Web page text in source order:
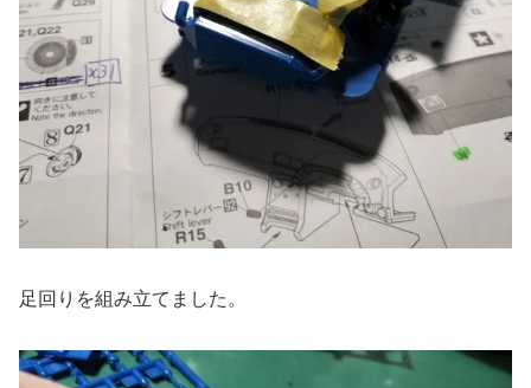
足回りを組み立てました。